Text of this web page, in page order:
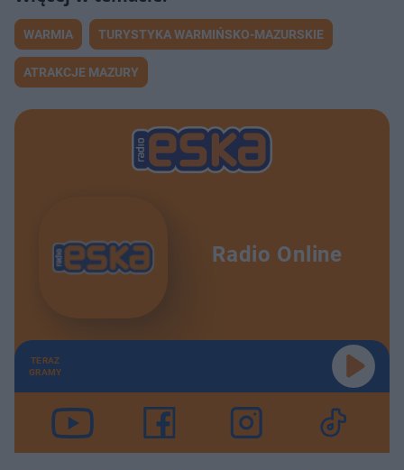
WARMIA TURYSTYKA WARMIŃSKO-MAZURSKIE
ATRAKCJE MAZURY
Radio Online
TERAZ
GRAMY